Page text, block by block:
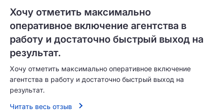
Хочу отметить максимально
оперативное включение агентства в
работу и достаточно быстрый выход на
результат.
Хочу отметить максимально оперативное включение
агентства в работу и достаточно быстрый выход на
результат.
Читать весь отзыв